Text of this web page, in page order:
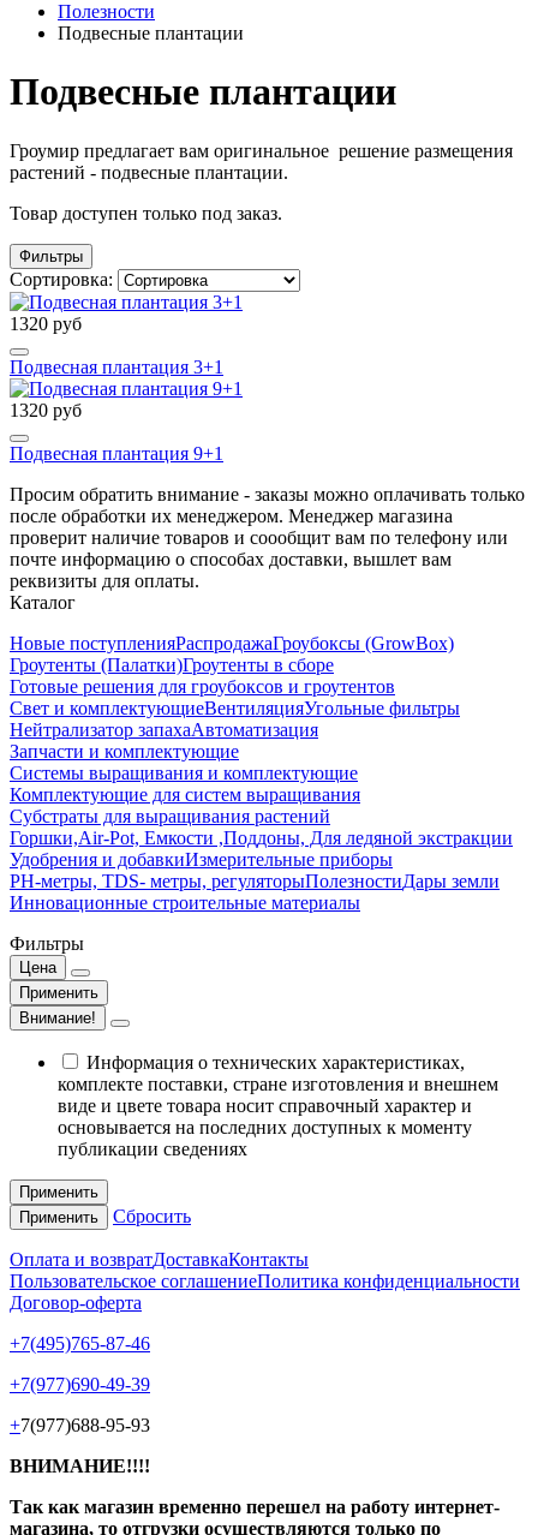
Полезности
Подвесные плантации
Подвесные плантации
Гроумир предлагает вам оригинальное решение размещения
растений - подвесные плантации.
Товар доступен только под заказ.
Фильтры
Сортировка:
1320 руб
Подвесная плантация 3+1
1320 руб
Подвесная плантация 9+1
Просим обратить внимание - заказы можно оплачивать только
после обработки их менеджером. Менеджер магазина
проверит наличие товаров и соообщит вам по телефону или
почте информацию о способах доставки, вышлет вам
реквизиты для оплаты.
Каталог
Новые поступленияРаспродажаГроубоксы (GrowBox)
Гроутенты (Палатки)Гроутенты в сборе
Готовые решения для гроубоксов и гроутентов
Свет и комплектующиеВентиляцияУгольные фильтры
Нейтрализатор запахаАвтоматизация
Запчасти и комплектующие
Системы выращивания и комплектующие
Комплектующие для систем выращивания
Субстраты для выращивания растений
Горшки,Air-Pot, Емкости ,Поддоны, Для ледяной экстракции
Удобрения и добавкиИзмерительные приборы
РН-метры, TDS- метры, регуляторыПолезностиДары земли
Инновационные строительные материалы
Фильтры
Цена
Применить
Внимание!
Информация о технических характеристиках,
комплекте поставки, стране изготовления и внешнем
виде и цвете товара носит справочный характер и
основывается на последних доступных к моменту
публикации сведениях
Применить
Применить
Сбросить
Оплата и возвратДоставкаКонтакты
Пользовательское соглашениеПолитика конфиденциальности
Договор-оферта
+7(495)765-87-46
+7(977)690-49-39
+7(977)688-95-93
ВНИМАНИЕ!!!!
Так как магазин временно перешел на работу интернет-
магазина, то отгрузки осуществляются только по